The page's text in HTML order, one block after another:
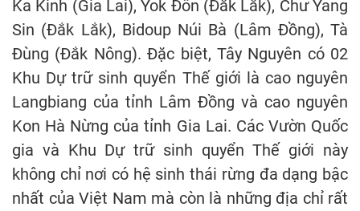
Ka Kinh (Gia Lai), Yok Đôn (Đắk Lắk), Chư Yang
Sin (Đắk Lắk), Bidoup Núi Bà (Lâm Đồng), Tà
Đùng (Đắk Nông). Đặc biệt, Tây Nguyên có 02
Khu Dự trữ sinh quyển Thế giới là cao nguyên
Langbiang của tỉnh Lâm Đồng và cao nguyên
Kon Hà Nừng của tỉnh Gia Lai. Các Vườn Quốc
gia và Khu Dự trữ sinh quyển Thế giới này
không chỉ nơi có hệ sinh thái rừng đa dạng bậc
nhất của Việt Nam mà còn là những địa chỉ rất